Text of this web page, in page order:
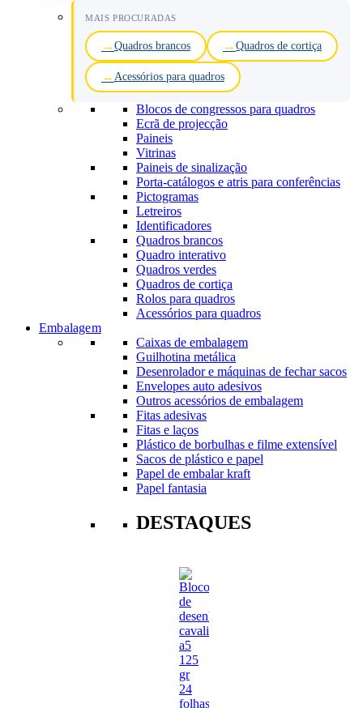
MAIS PROCURADAS
Quadros brancos Quadros de cortiça
Acessórios para quadros
Blocos de congressos para quadros
Ecrã de projecção
Paineis
Vitrinas
Paineis de sinalização
Porta-catálogos e atris para conferências
Pictogramas
Letreiros
Identificadores
Quadros brancos
Quadro interativo
Quadros verdes
Quadros de cortiça
Rolos para quadros
Acessórios para quadros
Embalagem
Caixas de embalagem
Guilhotina metálica
Desenrolador e máquinas de fechar sacos
Envelopes auto adesivos
Outros acessórios de embalagem
Fitas adesivas
Fitas e laços
Plástico de borbulhas e filme extensível
Sacos de plástico e papel
Papel de embalar kraft
Papel fantasia
DESTAQUES